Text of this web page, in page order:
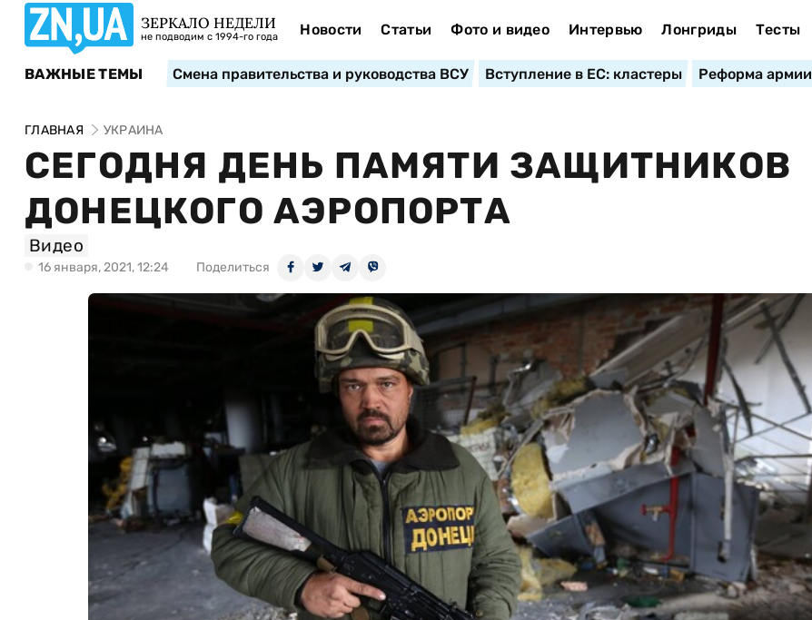
ЗЕРКАЛО НЕДЕЛИ
не подводим с 1994-го года Новости Статьи Фото и видео Интервью Лонгриды Тесты
ВАЖНЫЕ ТЕМЫ Смена правительства и руководства ВСУ Вступление в ЕС: кластеры Реформа армии
ГЛАВНАЯ УКРАИНА
СЕГОДНЯ ДЕНЬ ПАМЯТИ ЗАЩИТНИКОВ
ДОНЕЦКОГО АЭРОПОРТА
Видео
16 января, 2021, 12:24 Поделиться